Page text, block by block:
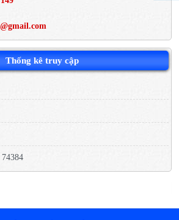
Thống kê truy cập